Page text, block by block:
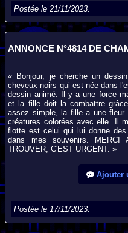
Postée le 21/11/2023.
ANNONCE N°4814 DE
« Bonjour, je cherche un
cheveux noirs qui est née dans
dessin animé. Il y a une force
et la fille doit la combattre
assez simple, la fille a une
créatures colorées avec elle. Il
flotte est celui qui lui donne
dans mes souvenirs. MERCI
TROUVER, C'EST URGENT. »
Ajouter
Postée le 17/11/2023.